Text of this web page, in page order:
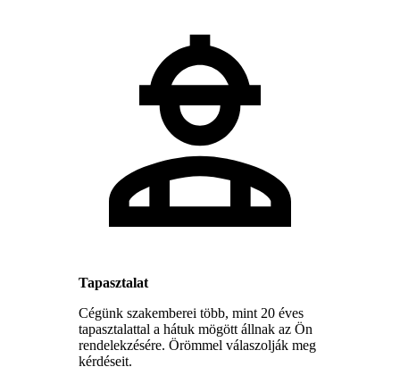
Tapasztalat
Cégünk szakemberei több, mint 20 éves
tapasztalattal a hátuk mögött állnak az Ön
rendelekzésére. Örömmel válaszolják meg
kérdéseit.